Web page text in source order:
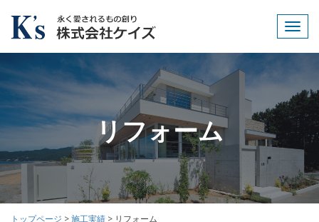
リフォーム
トップページ >施工実績 > リフォーム